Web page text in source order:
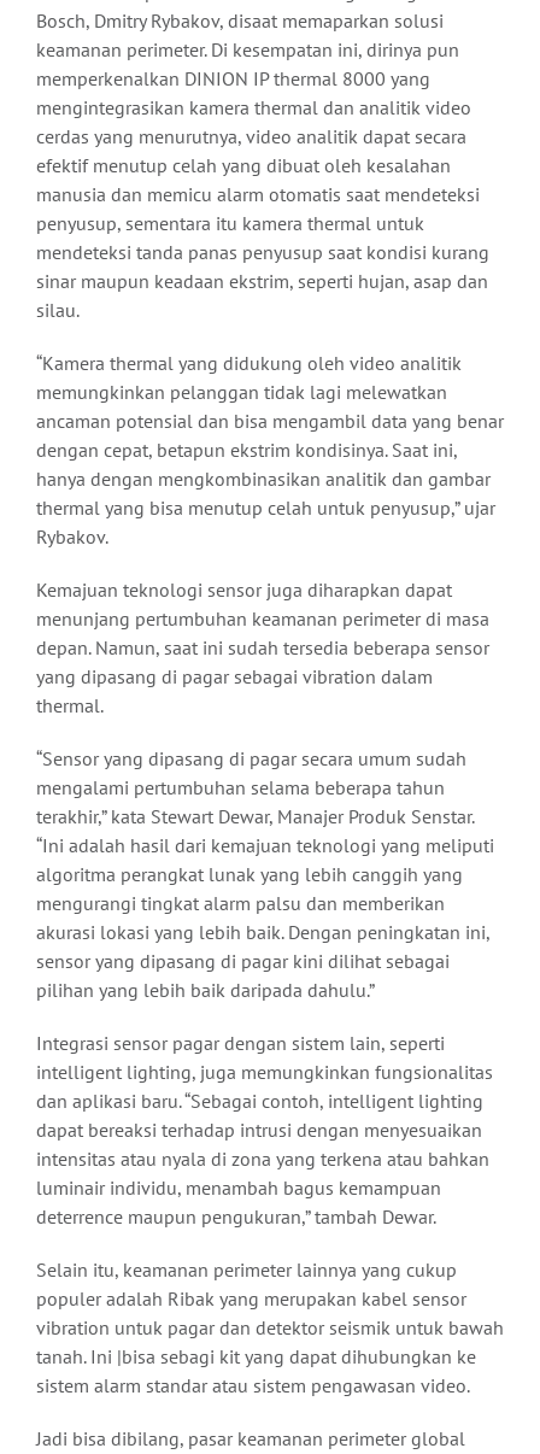
Bosch, Dmitry Rybakov, disaat memaparkan solusi
keamanan perimeter. Di kesempatan ini, dirinya pun
memperkenalkan DINION IP thermal 8000 yang
mengintegrasikan kamera thermal dan analitik video
cerdas yang menurutnya, video analitik dapat secara
efektif menutup celah yang dibuat oleh kesalahan
manusia dan memicu alarm otomatis saat mendeteksi
penyusup, sementara itu kamera thermal untuk
mendeteksi tanda panas penyusup saat kondisi kurang
sinar maupun keadaan ekstrim, seperti hujan, asap dan
silau.
“Kamera thermal yang didukung oleh video analitik
memungkinkan pelanggan tidak lagi melewatkan
ancaman potensial dan bisa mengambil data yang benar
dengan cepat, betapun ekstrim kondisinya. Saat ini,
hanya dengan mengkombinasikan analitik dan gambar
thermal yang bisa menutup celah untuk penyusup,” ujar
Rybakov.
Kemajuan teknologi sensor juga diharapkan dapat
menunjang pertumbuhan keamanan perimeter di masa
depan. Namun, saat ini sudah tersedia beberapa sensor
yang dipasang di pagar sebagai vibration dalam
thermal.
“Sensor yang dipasang di pagar secara umum sudah
mengalami pertumbuhan selama beberapa tahun
terakhir,” kata Stewart Dewar, Manajer Produk Senstar.
“Ini adalah hasil dari kemajuan teknologi yang meliputi
algoritma perangkat lunak yang lebih canggih yang
mengurangi tingkat alarm palsu dan memberikan
akurasi lokasi yang lebih baik. Dengan peningkatan ini,
sensor yang dipasang di pagar kini dilihat sebagai
pilihan yang lebih baik daripada dahulu.”
Integrasi sensor pagar dengan sistem lain, seperti
intelligent lighting, juga memungkinkan fungsionalitas
dan aplikasi baru. “Sebagai contoh, intelligent lighting
dapat bereaksi terhadap intrusi dengan menyesuaikan
intensitas atau nyala di zona yang terkena atau bahkan
luminair individu, menambah bagus kemampuan
deterrence maupun pengukuran,” tambah Dewar.
Selain itu, keamanan perimeter lainnya yang cukup
populer adalah Ribak yang merupakan kabel sensor
vibration untuk pagar dan detektor seismik untuk bawah
tanah. Ini |bisa sebagi kit yang dapat dihubungkan ke
sistem alarm standar atau sistem pengawasan video.
Jadi bisa dibilang, pasar keamanan perimeter global